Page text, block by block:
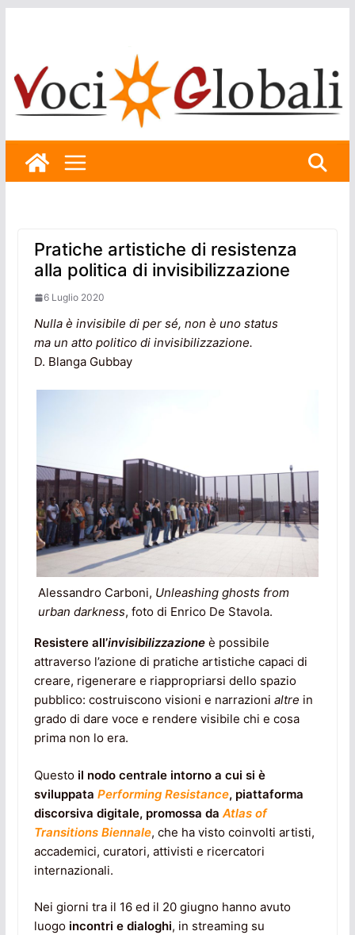
Pratiche artistiche di resistenza
alla politica di invisibilizzazione
6 Luglio 2020
Nulla è invisibile di per sé, non è uno status
ma un atto politico di invisibilizzazione.
D. Blanga Gubbay
Alessandro Carboni, Unleashing ghosts from
urban darkness, foto di Enrico De Stavola.
Resistere all’invisibilizzazione è possibile
attraverso l’azione di pratiche artistiche capaci di
creare, rigenerare e riappropriarsi dello spazio
pubblico: costruiscono visioni e narrazioni altre in
grado di dare voce e rendere visibile chi e cosa
prima non lo era.
Questo il nodo centrale intorno a cui si è
sviluppata Performing Resistance, piattaforma
discorsiva digitale, promossa daAtlas of
Transitions Biennale, che ha visto coinvolti artisti,
accademici, curatori, attivisti e ricercatori
internazionali.
Nei giorni tra il 16 ed il 20 giugno hanno avuto
luogo incontri e dialoghi, in streaming su